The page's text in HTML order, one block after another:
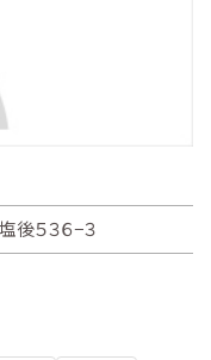
５３６−３